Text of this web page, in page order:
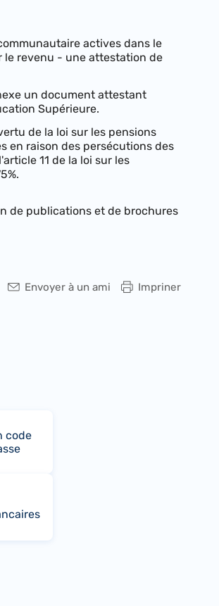
actives dans le
le revenu - une attestation de
un document attestant
Supérieure.
de la loi sur les pensions
en raison des persécutions des
11 de la loi sur les
de publications et de brochures
Impriner
Envoyer à un ami
code